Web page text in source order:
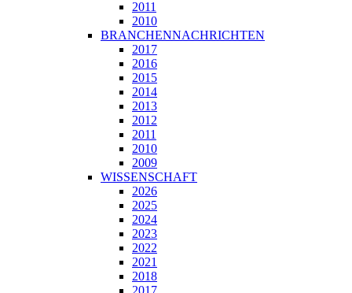
2011
2010
BRANCHENNACHRICHTEN
2017
2016
2015
2014
2013
2012
2011
2010
2009
WISSENSCHAFT
2026
2025
2024
2023
2022
2021
2018
2017